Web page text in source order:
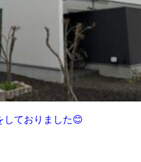
しておりました😊